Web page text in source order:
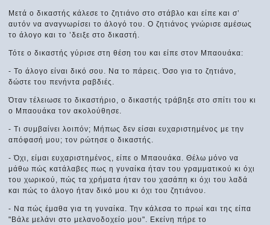
Μετά ο δικαστής κάλεσε το ζητιάνο στο στάβλο και είπε και σ’
αυτόν να αναγνωρίσει το άλογό του. Ο ζητιάνος γνώρισε αμέσως
το άλογο και το ’δειξε στο δικαστή.
Τότε ο δικαστής γύρισε στη θέση του και είπε στον Μπαουάκα:
- Το άλογο είναι δικό σου. Να το πάρεις. Όσο για το ζητιάνο,
δώστε του πενήντα ραβδιές.
Όταν τέλειωσε το δικαστήριο, ο δικαστής τράβηξε στο σπίτι του κι
ο Μπαουάκα τον ακολούθησε.
- Τι συμβαίνει λοιπόν; Μήπως δεν είσαι ευχαριστημένος με την
απόφασή μου; τον ρώτησε ο δικαστής.
- Όχι, είμαι ευχαριστημένος, είπε ο Μπαουάκα. Θέλω μόνο να
μάθω πώς κατάλαβες πως η γυναίκα ήταν του γραμματικού κι όχι
του χωρικού, πώς τα χρήματα ήταν του χασάπη κι όχι του λαδά
και πώς το άλογο ήταν δικό μου κι όχι του ζητιάνου.
- Να πώς έμαθα για τη γυναίκα. Την κάλεσα το πρωί και της είπα
"Βάλε μελάνι στο μελανοδοχείο μου". Εκείνη πήρε το